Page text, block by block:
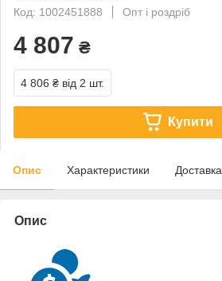
Код: 1002451888
Опт і роздріб
4 807 ₴
4 806 ₴ від 2 шт.
Купити
Опис Характеристики Доставка
Опис